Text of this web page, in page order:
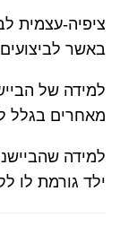
ציפיה-עצמית
באשר
למידה של
מאחרים בגלל
למידה
ילד גורמת לו